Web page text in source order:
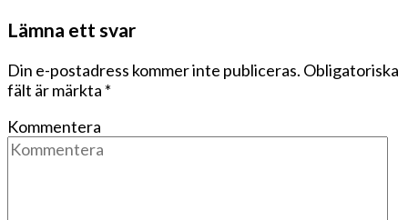
Lämna ett svar
Din e-postadress kommer inte publiceras. Obligatoriska
fält är märkta *
Kommentera